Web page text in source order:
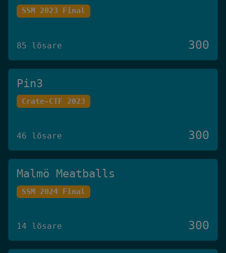
SSM 2023 Final
85 lösare 300
Pin3
Crate-CTF 2023
46 lösare 300
Malmö Meatballs
SSM 2024 Final
14 lösare 300